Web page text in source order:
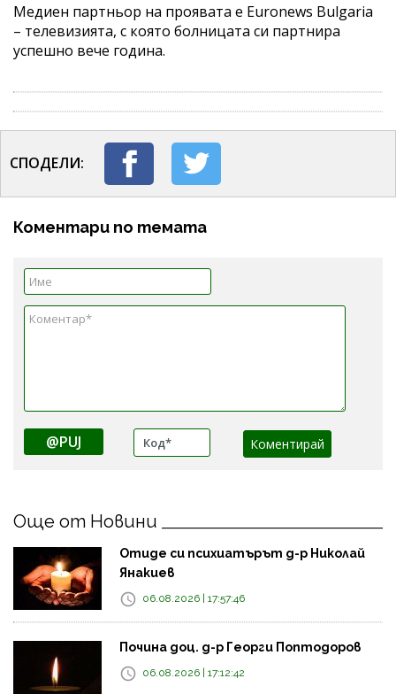
Медиен партньор на проявата е Euronews Bulgaria
– телевизията, с която болницата си партнира
успешно вече година.
СПОДЕЛИ:
Коментари по темата
@PUJ
Още от Новини
Отиде си психиатърът д-р Николай
Янакиев
06.08.2026 | 17:57:46
Почина доц. д-р Георги Поптодоров
06.08.2026 | 17:12:42